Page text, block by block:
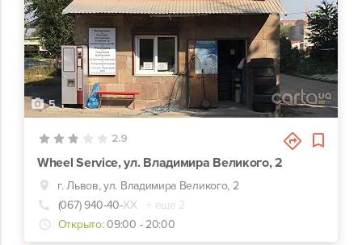
5
2.9
Wheel Service, ул. Владимира Великого, 2
г. Львов, ул. Владимира Великого, 2
(067) 940-40-ХХ
+ еще 2
Открыто: 09:00 - 20:00